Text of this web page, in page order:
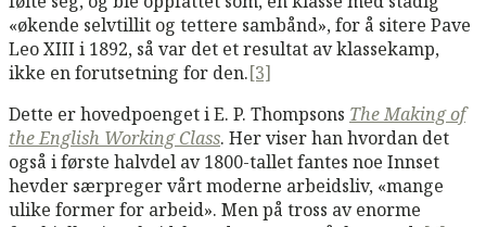
«økende selvtillit og tettere sambånd», for å sitere Pave
Leo XIII i 1892, så var det et resultat av klassekamp,
ikke en forutsetning for den.[3]
Dette er hovedpoenget i E. P. Thompsons The Making of
the English Working Class. Her viser han hvordan det
også i første halvdel av 1800-tallet fantes noe Innset
hevder særpreger vårt moderne arbeidsliv, «mange
ulike former for arbeid». Men på tross av enorme